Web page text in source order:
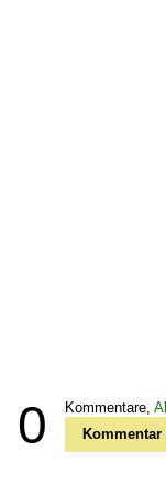
0 Kommentare,
Kommentar